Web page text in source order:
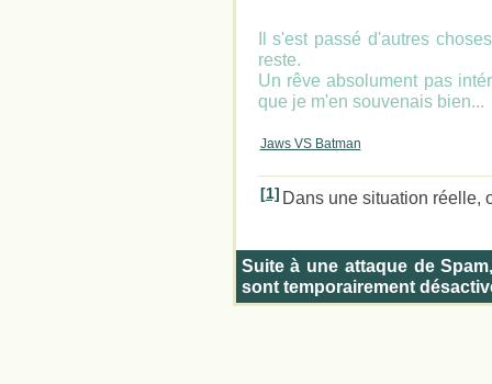
Il s'est passé d'autres
reste.
Un rêve absolument pas
que je m'en souvenais bien...
Jaws VS Batman
[1] Dans une situation réelle,
Suite à une attaque de
sont temporairement